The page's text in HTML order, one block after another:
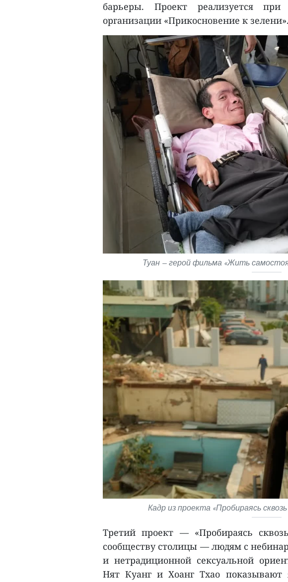
барьеры. Проект реализуется при
организации «Прикосновение к зелени».
Туан — герой фильма «Жить
Кадр из проекта «Пробираясь
Третий проект — «Пробираясь
сообществу столицы — людям с
и нетрадиционной сексуальной
Нят Куанг и Хоанг Тхао